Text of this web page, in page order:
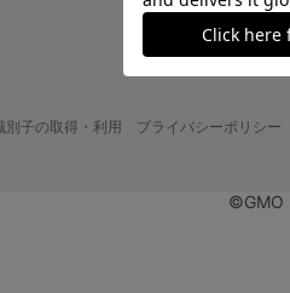
別子の取得・利用 プライバシーポリシー
©GMO